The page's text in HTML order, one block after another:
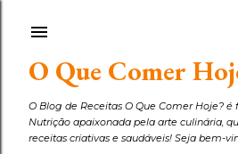
O Que Comer
O Blog de Receitas O Que Comer Hoje?
Nutrição apaixonada pela arte culinária,
receitas criativas e saudáveis! Seja bem-